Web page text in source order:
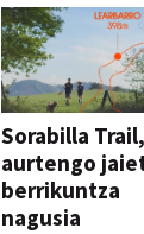
Sorabilla Trail,
aurtengo
berrikuntza
nagusia